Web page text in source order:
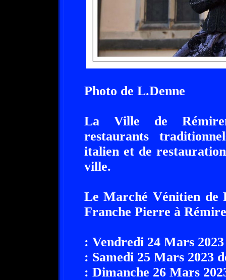
Photo de L.Denne
La Ville de
restaurants
italien et de
ville.
Le Marché Vénitien de
Franche Pierre à
: Vendredi 24 Mars
: Samedi 25 Mars 2023
: Dimanche 26 Mars